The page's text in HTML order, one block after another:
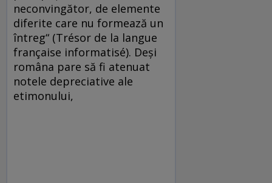
neconvingător, de elemente
diferite care nu formează un
întreg“ (Trésor de la langue
française informatisé). Deşi
româna pare să fi atenuat
notele depreciative ale
etimonului,